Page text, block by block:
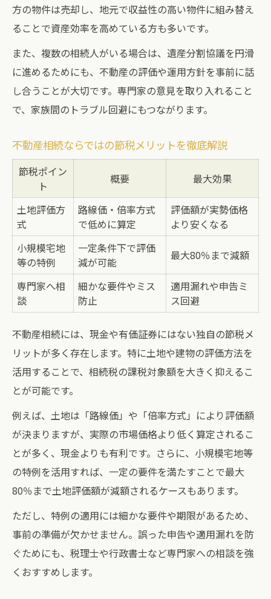
方の物件は売却し、地元で収益性の高い物件に組み替え
ることで資産効率を高めている方も多いです。
また、複数の相続人がいる場合は、遺産分割協議を円滑
に進めるためにも、不動産の評価や運用方針を事前に話
し合うことが大切です。専門家の意見を取り入れること
で、家族間のトラブル回避にもつながります。
不動産相続ならではの節税メリットを徹底解説
節税ポイン
ト
概要 最大効果
土地評価方
式
路線価・倍率方式
で低めに算定
評価額が実勢価格
より安くなる
小規模宅地
等の特例
一定条件下で評価
減が可能
最大80％まで減額
専門家へ相
談
細かな要件やミス
防止
適用漏れや申告ミ
ス回避
不動産相続には、現金や有価証券にはない独自の節税メ
リットが多く存在します。特に土地や建物の評価方法を
活用することで、相続税の課税対象額を大きく抑えるこ
とが可能です。
例えば、土地は「路線価」や「倍率方式」により評価額
が決まりますが、実際の市場価格より低く算定されるこ
とが多く、現金よりも有利です。さらに、小規模宅地等
の特例を活用すれば、一定の要件を満たすことで最大
80％まで土地評価額が減額されるケースもあります。
ただし、特例の適用には細かな要件や期限があるため、
事前の準備が欠かせません。誤った申告や適用漏れを防
ぐためにも、税理士や行政書士など専門家への相談を強
くおすすめします。